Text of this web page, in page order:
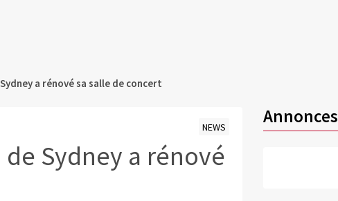
a rénové sa salle de concert
NEWS
Sydney a rénové
Annonces